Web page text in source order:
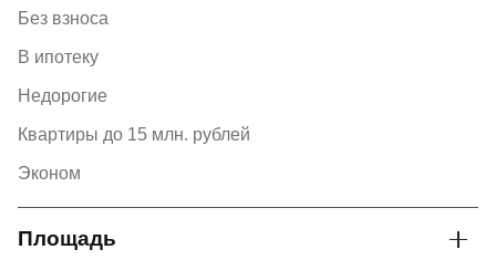
Без взноса
В ипотеку
Недорогие
Квартиры до 15 млн. рублей
Эконом
Площадь